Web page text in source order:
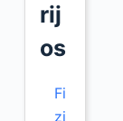
rij
os
Fi
zi